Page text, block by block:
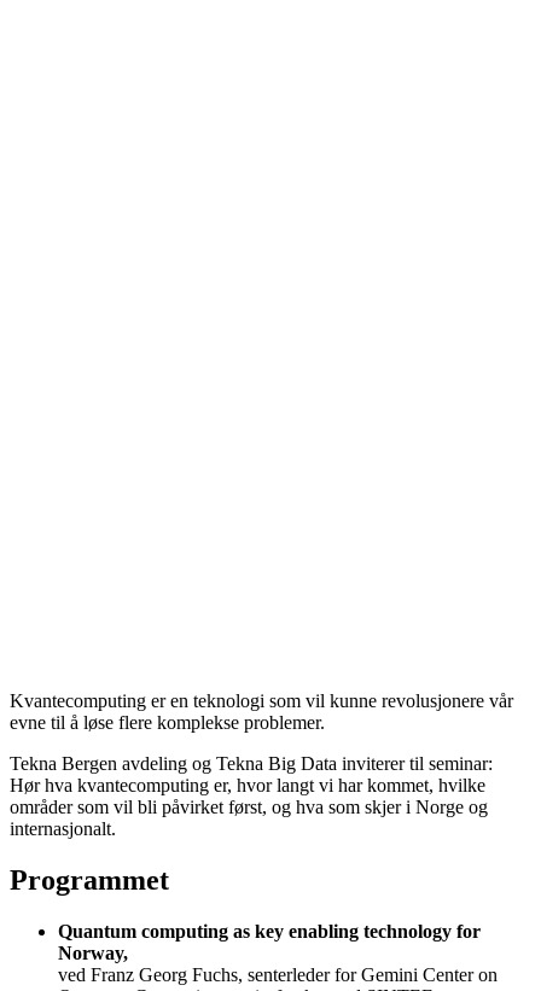
Kvantecomputing er en teknologi som vil kunne revolusjonere vår
evne til å løse flere komplekse problemer.
Tekna Bergen avdeling og Tekna Big Data inviterer til seminar:
Hør hva kvantecomputing er, hvor langt vi har kommet, hvilke
områder som vil bli påvirket først, og hva som skjer i Norge og
internasjonalt.
Programmet
Quantum computing as key enabling technology for
Norway,
ved Franz Georg Fuchs, senterleder for Gemini Center on